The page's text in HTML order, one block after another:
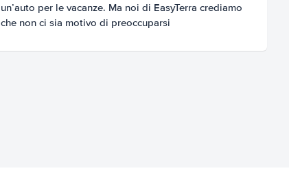
un’auto per le vacanze. Ma noi di EasyTerra crediamo
che non ci sia motivo di preoccuparsi